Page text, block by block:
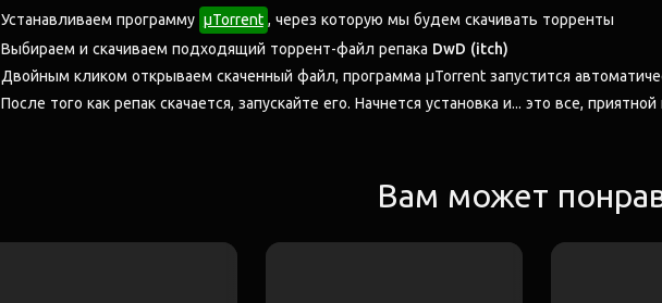
Устанавливаем программу μTorrent , через которую мы будем скачивать торренты
Выбираем и скачиваем подходящий торрент-файл репака DwD (itch)
Двойным кликом открываем скаченный файл, программа μTorrent запустится
После того как репак скачается, запускайте его. Начнется установка и... это все, приятной
Вам может